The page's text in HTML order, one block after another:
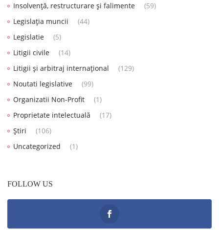
Insolvență, restructurare și falimente
(59)
Legislația muncii
(44)
Legislatie
(5)
Litigii civile
(14)
Litigii și arbitraj internațional
(129)
Noutati legislative
(99)
Organizatii Non-Profit
(1)
Proprietate intelectuală
(17)
Știri
(106)
Uncategorized
(1)
FOLLOW US